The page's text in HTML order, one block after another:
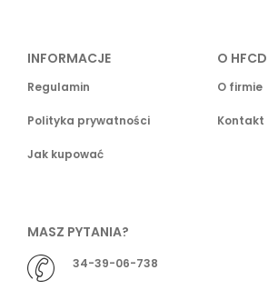
INFORMACJE
Regulamin
Polityka prywatności
Jak kupować
O HFCD
O firmie
Kontakt
MASZ PYTANIA?
34-39-06-738